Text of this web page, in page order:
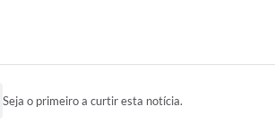
Seja o primeiro a curtir esta notícia.